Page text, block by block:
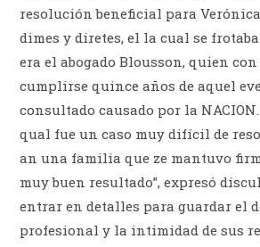
resolución beneficial para
dimes y diretes, el la cual se
era el abogado Blousson, quien
cumplirse quince años de aquel
consultado causado por la NACION.
qual fue un caso muy difícil de
an una familia que ze mantuvo
muy buen resultado”, expresó
entrar en detalles para guardar el
profesional y la intimidad de sus